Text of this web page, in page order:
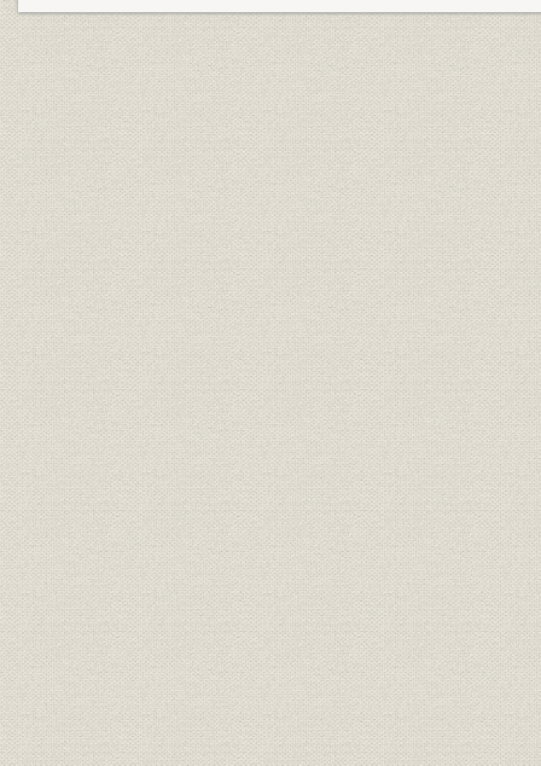
第1節 日清・日露戦争と海運業
第2節 大阪商船の発展
1. 経営の近代化
2. 戦争と航路の拡充
3. 業績
第3節 三井物産船舶部の設立
1. 三井物産の発展と船舶部
2. 海運業の展開
3. 業績
第3章 第1次大戦期における飛躍
第1節 大戦ブームと日本海運
第2節 大阪商船の遠洋航路伸張
1. 第1次世界大戦と大阪商船
2. 海外航路の飛躍
3. 業績
第3節 三井物産船舶部の拡充